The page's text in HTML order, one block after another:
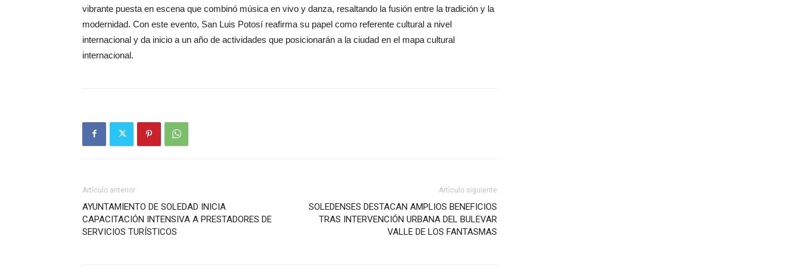
vibrante puesta en escena que combinó música en vivo y danza, resaltando la fusión entre la tradición y la
modernidad. Con este evento, San Luis Potosí reafirma su papel como referente cultural a nivel
internacional y da inicio a un año de actividades que posicionarán a la ciudad en el mapa cultural
internacional.
Artículo anterior
AYUNTAMIENTO DE SOLEDAD INICIA
CAPACITACIÓN INTENSIVA A PRESTADORES DE
SERVICIOS TURÍSTICOS
Artículo siguiente
SOLEDENSES DESTACAN AMPLIOS BENEFICIOS
TRAS INTERVENCIÓN URBANA DEL BULEVAR
VALLE DE LOS FANTASMAS